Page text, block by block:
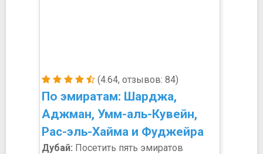
(4.64, отзывов: 84)
По эмиратам: Шарджа,
Аджман, Умм-аль-Кувейн,
Рас-эль-Хайма и Фуджейра
Дубай: Посетить пять эмиратов